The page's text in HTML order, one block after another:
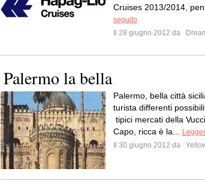
Cruises 2013/2014,
seguito
Il 28 giugno 2012 da
Palermo la bella
Palermo, bella città
turista differenti
tipici mercati della
Capo, ricca è la...
Il 30 giugno 2012 da